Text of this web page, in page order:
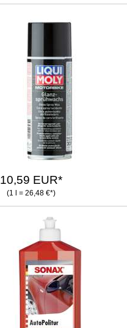
10,59 EUR*
(1 l = 26,48 €*)